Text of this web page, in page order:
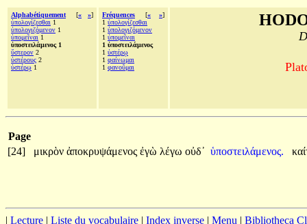
Alphabétiquement [« »]
ὑπολογίζεσθαι 1
ὑπολογιζόμενον 1
ὑπομεῖναι 1
ὑποστειλάμενος 1
ὕστερον 2
ὑστέρους 2
ὑστέρῳ 1
Fréquences [« »]
1 ὑπολογίζεσθαι
1 ὑπολογιζόμενον
1 ὑπομεῖναι
1 ὑποστειλάμενος
1 ὑστέρῳ
1 φαίνωμαι
1 φανοῦμαι
Page
[24]
μικρὸν ἀποκρυψάμενος ἐγὼ λέγω οὐδ᾽ ὑποστειλάμενος.
| Lecture | Liste du vocabulaire | Index inverse | Menu | Bibliotheca